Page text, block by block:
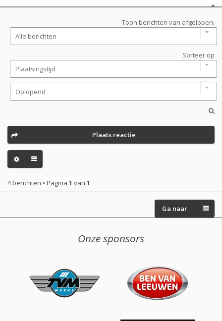
Toon berichten van afgelopen:
Sorteer op
Plaats reactie
4 berichten • Pagina 1 van 1
Ga naar
Onze sponsors